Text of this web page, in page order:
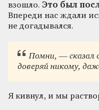
взошло. Это был
Впереди нас ждали
не догадывался.
Помни, — сказал
доверяй никому,
Я кивнул, и мы